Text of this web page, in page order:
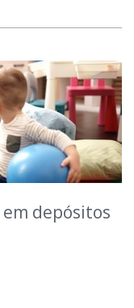
depósitos